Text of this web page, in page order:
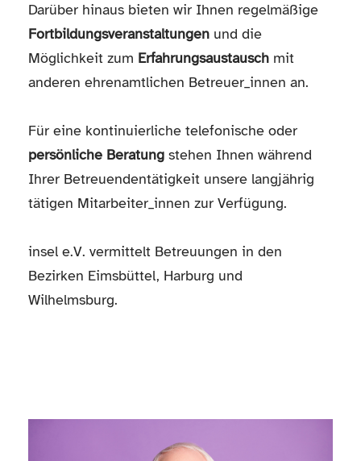
Darüber hinaus bieten wir Ihnen regelmäßige
Fortbildungsveranstaltungen und die
Möglichkeit zum Erfahrungsaustausch mit
anderen ehrenamtlichen Betreuer_innen an.
Für eine kontinuierliche telefonische oder
persönliche Beratung stehen Ihnen während
Ihrer Betreuendentätigkeit unsere langjährig
tätigen Mitarbeiter_innen zur Verfügung.
insel e.V. vermittelt Betreuungen in den
Bezirken Eimsbüttel, Harburg und
Wilhelmsburg.